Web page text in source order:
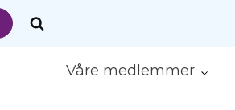
Våre medlemmer